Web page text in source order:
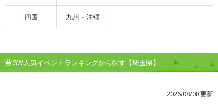
四国 九州・沖縄
GW人気イベントランキングから探す【埼玉県】
2026/08/08 更新